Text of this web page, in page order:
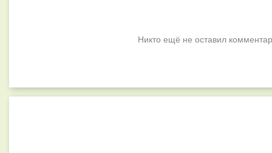
Никто ещё не оставил